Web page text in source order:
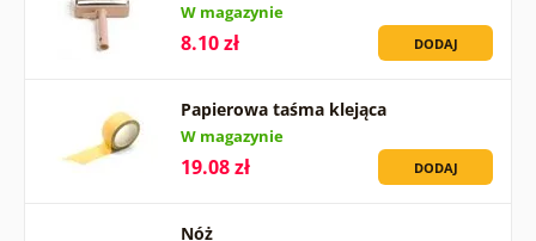
W magazynie
8.10 zł DODAJ
Papierowa taśma klejąca
W magazynie
19.08 zł DODAJ
Nóż